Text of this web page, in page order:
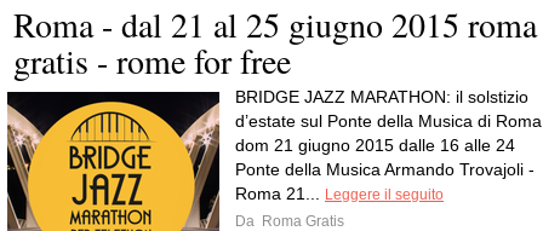
Roma - dal 21 al 25 giugno 2015 roma
gratis - rome for free
BRIDGE JAZZ MARATHON: il solstizio
d’estate sul Ponte della Musica di Roma
dom 21 giugno 2015 dalle 16 alle 24
Ponte della Musica Armando Trovajoli -
Roma 21...
Leggere il seguito
Da Roma Gratis